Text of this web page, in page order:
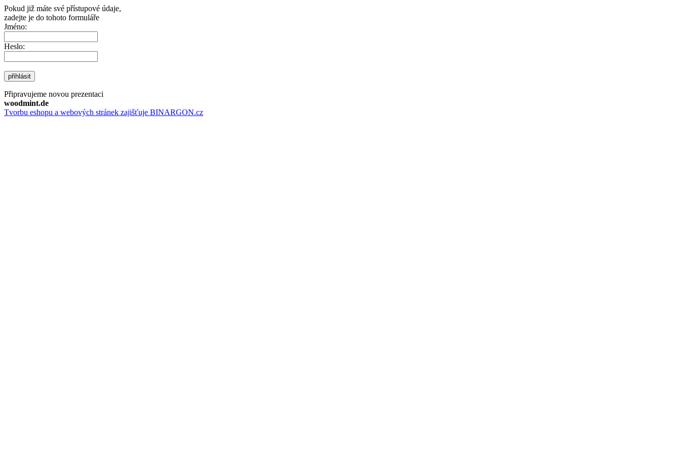
Pokud již máte své přístupové údaje,
zadejte je do tohoto formuláře
Jméno:
Heslo:
přihlásit
Připravujeme novou prezentaci
woodmint.de
Tvorbu eshopu a webových stránek zajišťuje BINARGON.cz